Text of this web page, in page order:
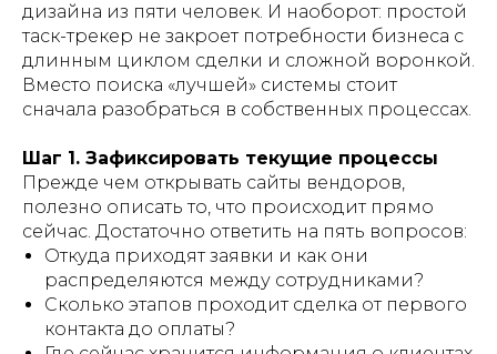
дизайна из пяти человек. И наоборот: простой
таск-трекер не закроет потребности бизнеса с
длинным циклом сделки и сложной воронкой.
Вместо поиска «лучшей» системы стоит
сначала разобраться в собственных процессах.
Шаг 1. Зафиксировать текущие процессы
Прежде чем открывать сайты вендоров,
полезно описать то, что происходит прямо
сейчас. Достаточно ответить на пять вопросов:
Откуда приходят заявки и как они
распределяются между сотрудниками?
Сколько этапов проходит сделка от первого
контакта до оплаты?